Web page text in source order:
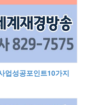
업성공포인트10가지